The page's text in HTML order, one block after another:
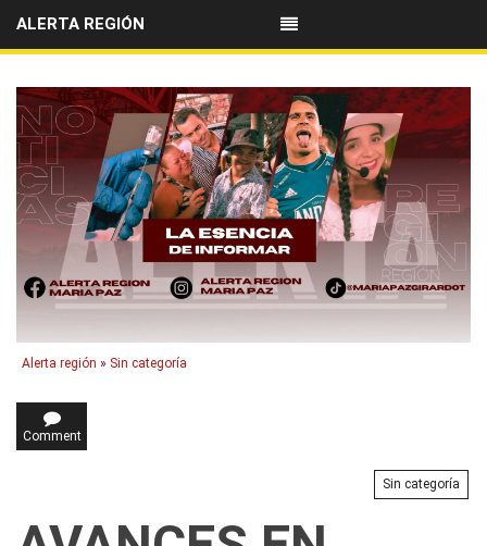
ALERTA REGIÓN
Alerta región » Sin categoría
Comment
Sin categoría